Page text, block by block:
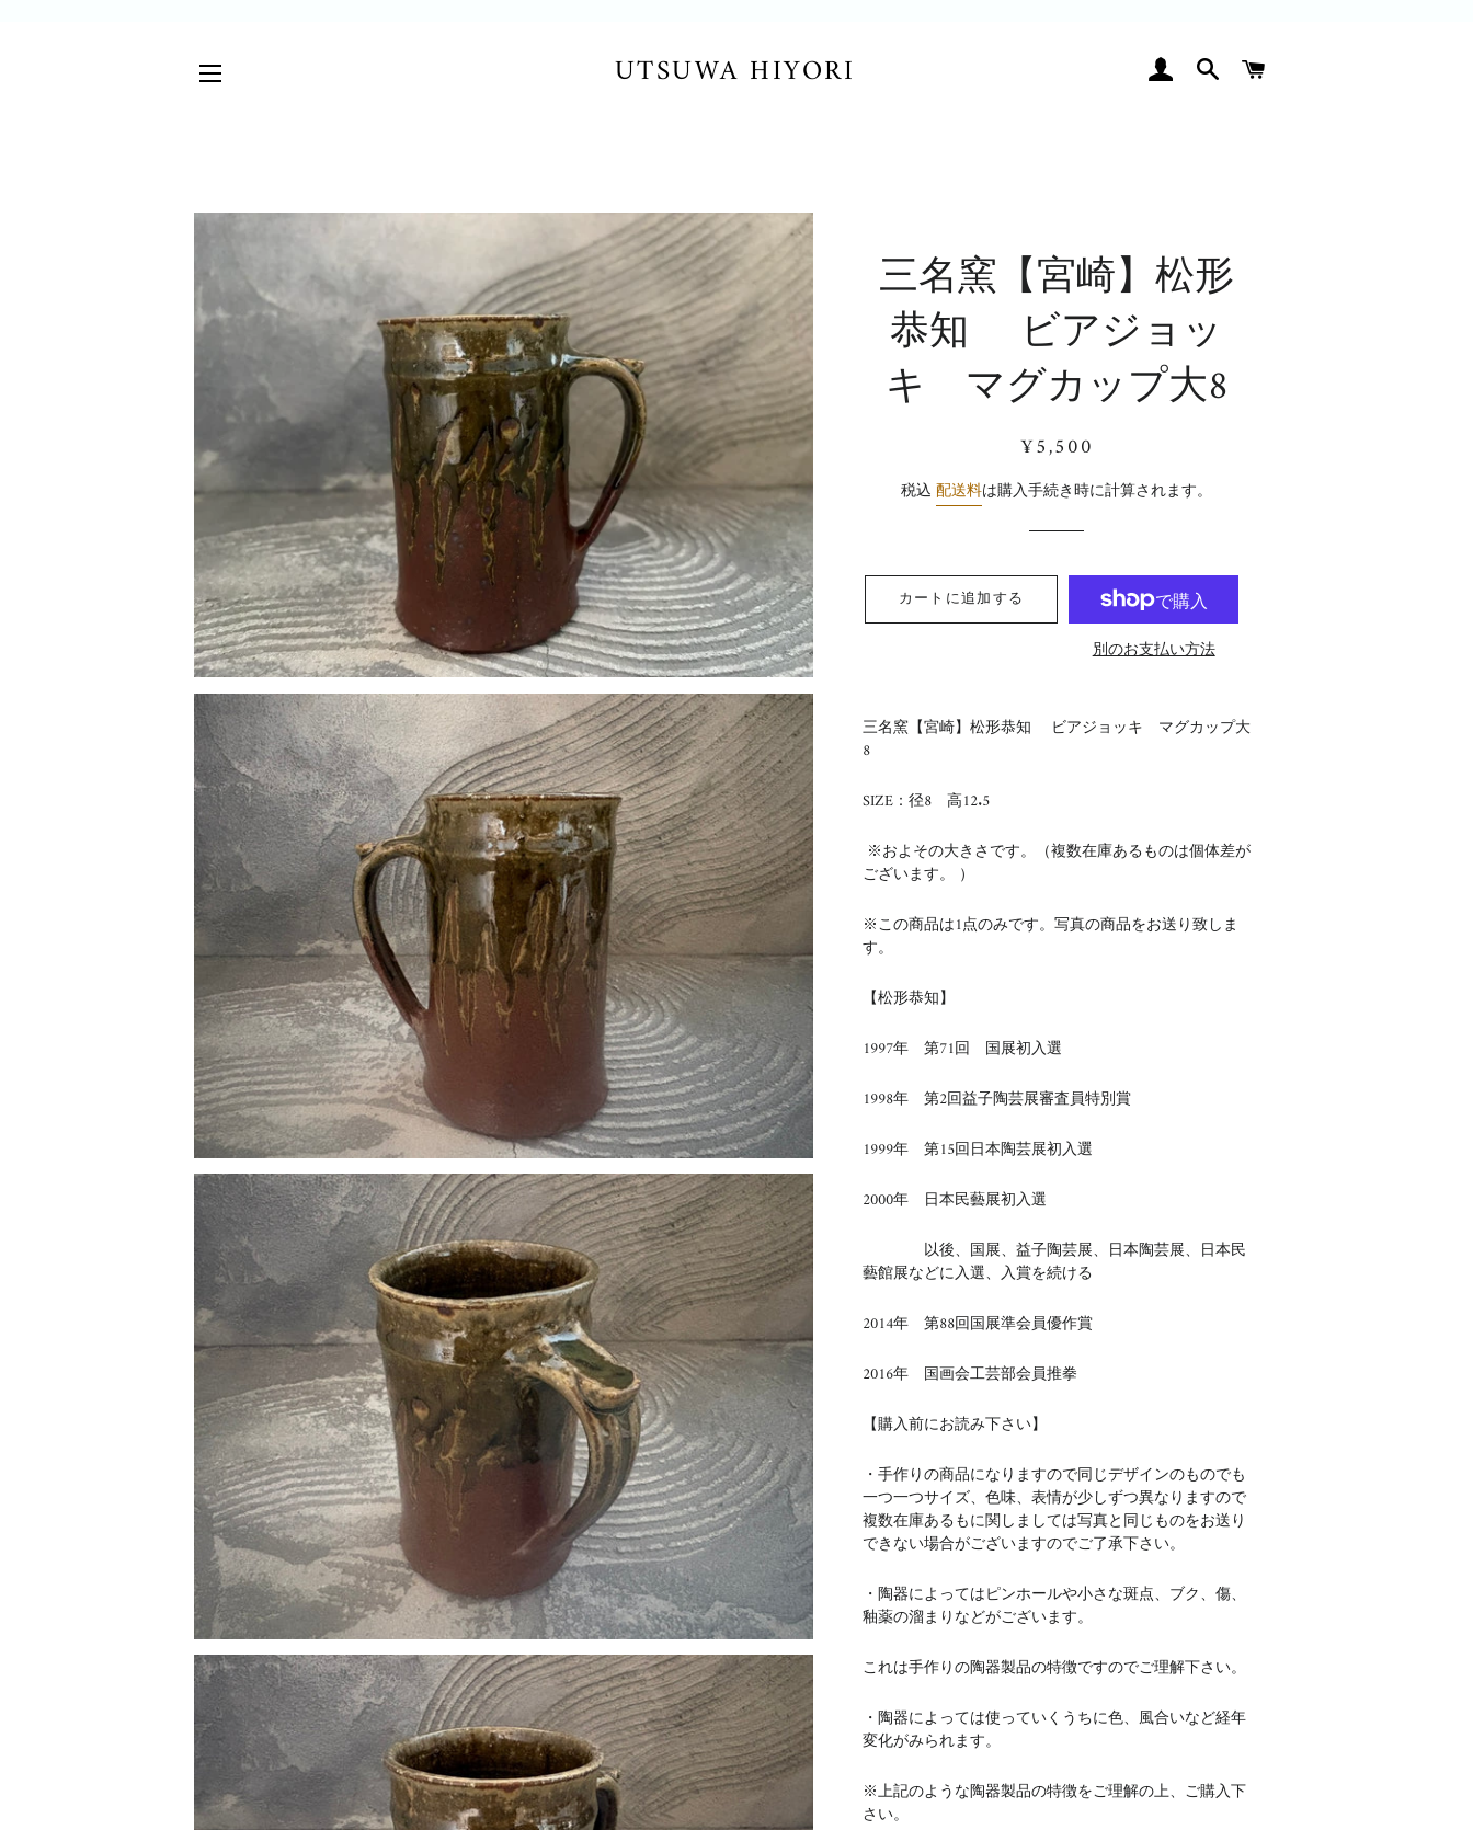
UTSUWA HIYORI ログイン検索
三名窯【宮崎】松形
恭知 ビアジョッ
キ マグカップ大8
通
価
販
価
¥5,500
税込配送料は購入手続き時に計算されます。
カートに追加する
別のお支払い方法
三名窯【宮崎】松形恭知 ビアジョッキ マグカップ大
8
SIZE：径8 高12.5
※およその大きさです。（複数在庫あるものは個体差が
ございます。 ）
※この商品は1点のみです。写真の商品をお送り致しま
す。
【松形恭知】
1997年 第71回 国展初入選
1998年 第2回益子陶芸展審査員特別賞
1999年 第15回日本陶芸展初入選
2000年 日本民藝展初入選
以後、国展、益子陶芸展、日本陶芸展、日本民
藝館展などに入選、入賞を続ける
2014年 第88回国展準会員優作賞
2016年 国画会工芸部会員推拳
【購入前にお読み下さい】
・手作りの商品になりますので同じデザインのものでも
一つ一つサイズ、色味、表情が少しずつ異なりますので
複数在庫あるもに関しましては写真と同じものをお送り
できない場合がございますのでご了承下さい。
・陶器によってはピンホールや小さな斑点、ブク、傷、
釉薬の溜まりなどがございます。
これは手作りの陶器製品の特徴ですのでご理解下さい。
・陶器によっては使っていくうちに色、風合いなど経年
変化がみられます。
※上記のような陶器製品の特徴をご理解の上、ご購入下
さい。